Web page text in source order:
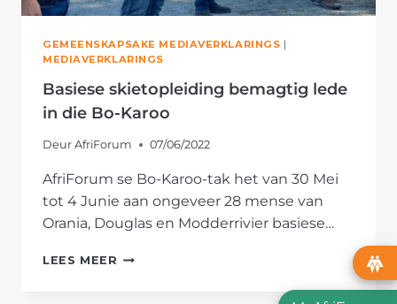
GEMEENSKAPSAKE MEDIAVERKLARINGS |
MEDIAVERKLARINGS
Basiese skietopleiding bemagtig lede
in die Bo-Karoo
Deur AfriForum 07/06/2022
AfriForum se Bo-Karoo-tak het van 30 Mei
tot 4 Junie aan ongeveer 28 mense van
Orania, Douglas en Modderrivier basiese…
LEES MEER BASIESE